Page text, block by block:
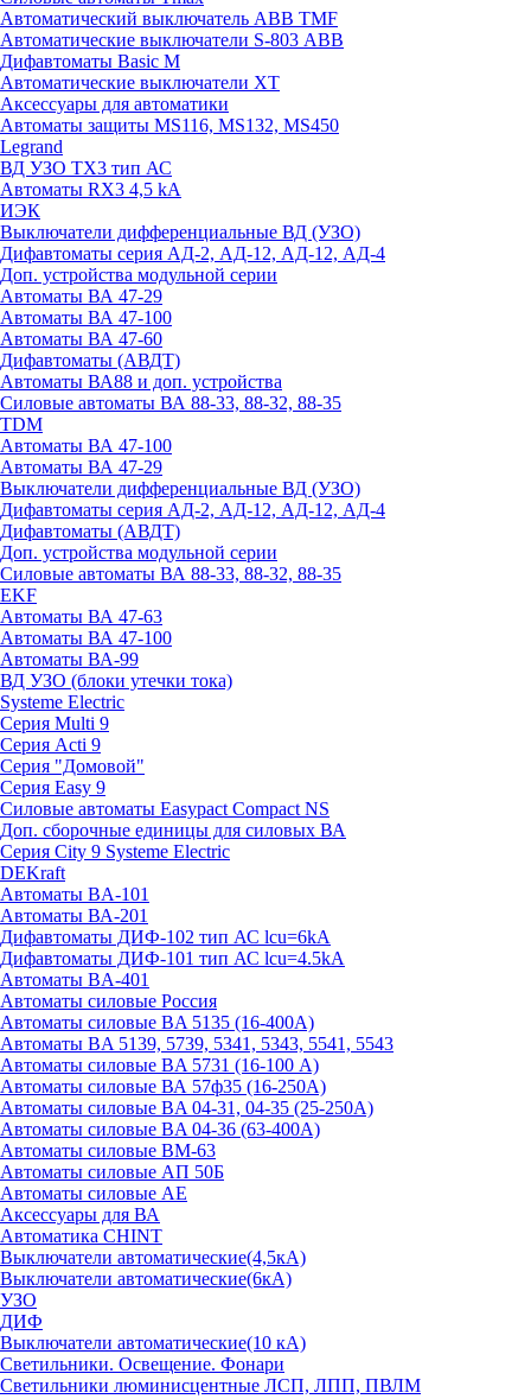
Автоматический выключатель ABB TMF
Автоматические выключатели S-803 АВВ
Дифавтоматы Basic M
Автоматические выключатели XT
Аксессуары для автоматики
Автоматы защиты MS116, MS132, MS450
Legrand
ВД УЗО TX3 тип АС
Автоматы RX3 4,5 kA
ИЭК
Выключатели дифференциальные ВД (УЗО)
Дифавтоматы серия АД-2, АД-12, АД-12, АД-4
Доп. устройства модульной серии
Автоматы ВА 47-29
Автоматы ВА 47-100
Автоматы ВА 47-60
Дифавтоматы (АВДТ)
Автоматы ВА88 и доп. устройства
Силовые автоматы ВА 88-33, 88-32, 88-35
TDM
Автоматы ВА 47-100
Автоматы ВА 47-29
Выключатели дифференциальные ВД (УЗО)
Дифавтоматы серия АД-2, АД-12, АД-12, АД-4
Дифавтоматы (АВДТ)
Доп. устройства модульной серии
Силовые автоматы ВА 88-33, 88-32, 88-35
EKF
Автоматы ВА 47-63
Автоматы ВА 47-100
Автоматы ВА-99
ВД УЗО (блоки утечки тока)
Systeme Electric
Серия Multi 9
Серия Acti 9
Серия "Домовой"
Серия Easy 9
Силовые автоматы Easypact Compact NS
Доп. сборочные единицы для силовых ВА
Серия City 9 Systeme Electric
DEKraft
Автоматы BA-101
Автоматы ВА-201
Дифавтоматы ДИФ-102 тип АС lcu=6kA
Дифавтоматы ДИФ-101 тип АС lcu=4.5kA
Автоматы BA-401
Автоматы силовые Россия
Автоматы силовые BA 5135 (16-400А)
Автоматы BA 5139, 5739, 5341, 5343, 5541, 5543
Автоматы силовые BA 5731 (16-100 А)
Автоматы силовые ВА 57ф35 (16-250А)
Автоматы силовые BA 04-31, 04-35 (25-250А)
Автоматы силовые BA 04-36 (63-400А)
Автоматы силовые ВМ-63
Автоматы силовые АП 50Б
Автоматы силовые АЕ
Аксессуары для ВА
Автоматика CHINT
Выключатели автоматические(4,5кА)
Выключатели автоматические(6кА)
УЗО
ДИФ
Выключатели автоматические(10 кА)
Светильники. Освещение. Фонари
Светильники люминисцентные ЛСП, ЛПП, ПВЛМ